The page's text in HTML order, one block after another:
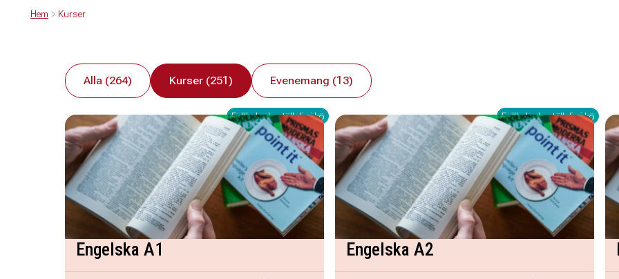
Hem Kurser
Alla (264) Kurser (251) Evenemang (13)
Fullbokad - ställ dig i kö
Engelska A1
Fullbokad - ställ dig i kö
Engelska A2